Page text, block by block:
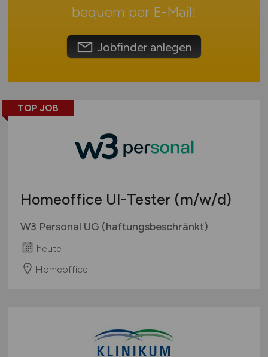
Umwelt / Natur
Unternehmensberatung / Wirtschaftsprüfung
Verwaltung
Gewerbe allgemein
Sonstige
International
bequem per E-Mail!
Jobfinder anlegen
TOP JOB
Homeoffice UI-Tester (m/w/d)
W3 Personal UG (haftungsbeschränkt)
heute
Homeoffice